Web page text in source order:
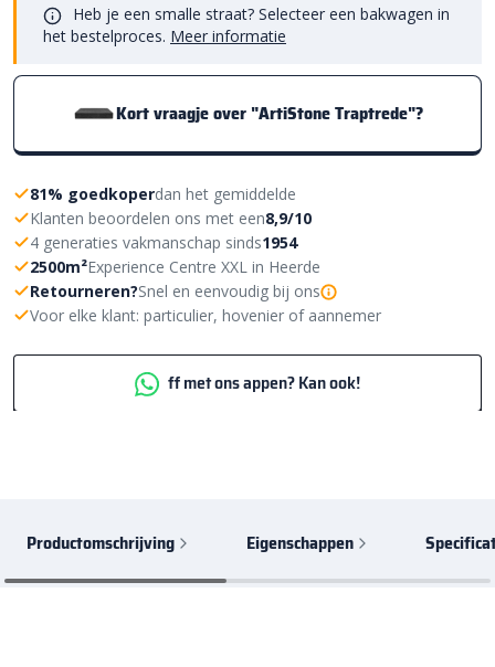
Heb je een smalle straat? Selecteer een bakwagen in
het bestelproces. Meer informatie
Kort vraagje over "ArtiStone Traptrede"?
81% goedkoperdan het gemiddelde
Klanten beoordelen ons met een8,9/10
4 generaties vakmanschap sinds1954
2500m²Experience Centre XXL in Heerde
Retourneren?Snel en eenvoudig bij ons
Voor elke klant: particulier, hovenier of aannemer
ff met ons appen? Kan ook!
Productomschrijving Eigenschappen